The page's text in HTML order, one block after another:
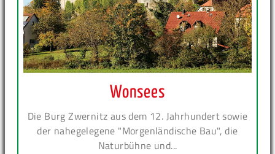
Wonsees
Die Burg Zwernitz aus dem 12. Jahrhundert sowie
der nahegelegene "Morgenländische Bau", die
Naturbühne und...